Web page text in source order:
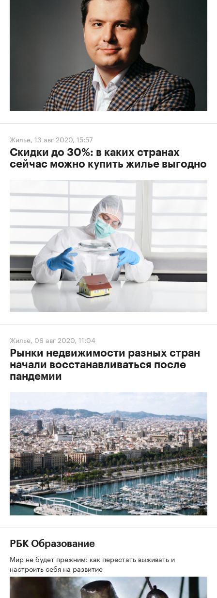
Жилье, 13 авг 2020, 15:57
Скидки до 30%: в каких странах
сейчас можно купить жилье выгодно
Жилье, 06 авг 2020, 11:04
Рынки недвижимости разных стран
начали восстанавливаться после
пандемии
РБК Образование
Мир не будет прежним: как перестать выживать и
настроить себя на развитие